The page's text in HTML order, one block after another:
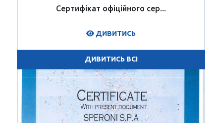
Сертифікат офіційного сер...
ДИВИТИСЬ
ДИВИТИСЬ ВСІ